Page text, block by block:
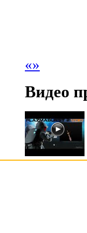
«»
Видео